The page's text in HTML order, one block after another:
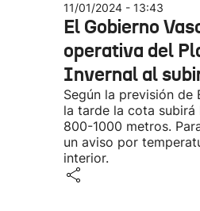
11/01/2024 - 13:43
El Gobierno
operativa del
Invernal al
Según la previsión de
la tarde la cota
800-1000 metros.
un aviso por
interior.